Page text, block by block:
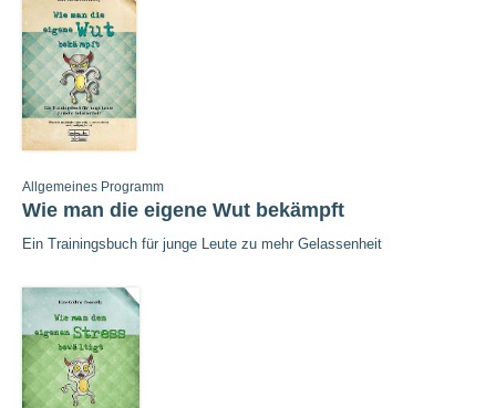
Allgemeines Programm
Wie man die eigene Wut bekämpft
Ein Trainingsbuch für junge Leute zu mehr Gelassenheit